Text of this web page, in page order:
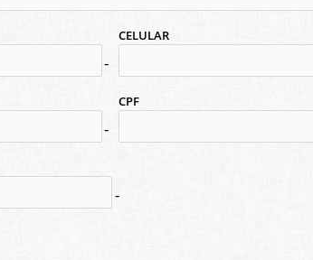
CELULAR
CPF